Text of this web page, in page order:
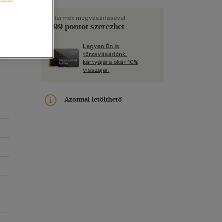
Képeslap
Papír, írószer
A termék megvásárlásával
399 pontot szerezhet
Legyen Ön is
törzsvásárlónk,
kártyájára akár 10%
visszajár.
Azonnal letölthető